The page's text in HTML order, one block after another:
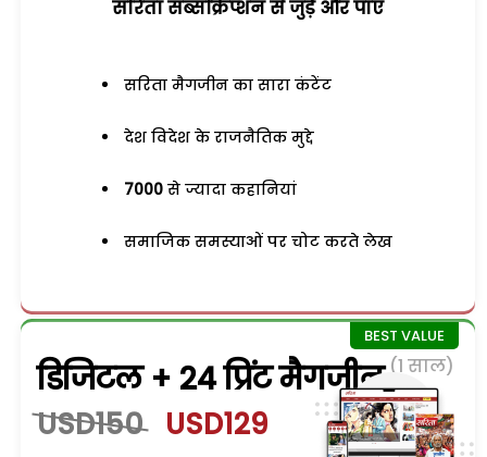
सरिता सब्सक्रिप्शन से जुड़ेें और पाएं
सरिता मैगजीन का सारा कंटेंट
देश विदेश के राजनैतिक मुद्दे
7000 से ज्यादा कहानियां
समाजिक समस्याओं पर चोट करते लेख
डिजिटल + 24 प्रिंट मैगजीन (1 साल)
USD150 USD129